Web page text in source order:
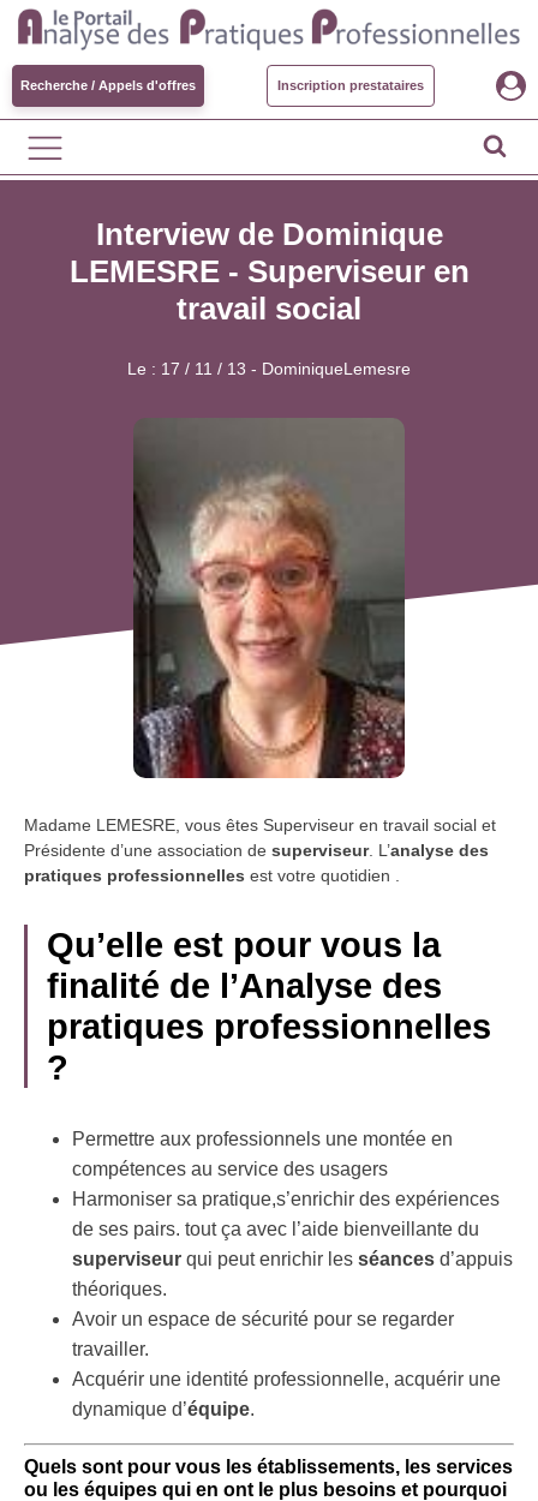
Recherche / Appels d'offres Inscription prestataires
Interview de Dominique
LEMESRE - Superviseur en
travail social
Le : 17 / 11 / 13 - DominiqueLemesre
Madame LEMESRE, vous êtes Superviseur en travail social et
Présidente d’une association de superviseur. L’analyse des
pratiques professionnelles est votre quotidien .
Qu’elle est pour vous la
finalité de l’Analyse des
pratiques professionnelles
?
Permettre aux professionnels une montée en
compétences au service des usagers
Harmoniser sa pratique,s’enrichir des expériences
de ses pairs. tout ça avec l’aide bienveillante du
superviseur qui peut enrichir les séances d’appuis
théoriques.
Avoir un espace de sécurité pour se regarder
travailler.
Acquérir une identité professionnelle, acquérir une
dynamique d’équipe.
Quels sont pour vous les établissements, les services
ou les équipes qui en ont le plus besoins et pourquoi